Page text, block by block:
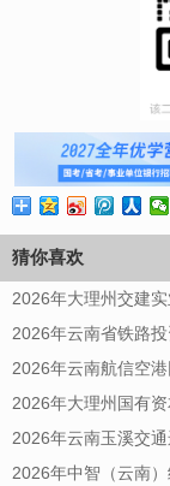
猜你喜欢
2026年大理州交建
2026年云南省铁路
2026年云南航信空
2026年大理州国有
2026年云南玉溪交
2026年中智（云南